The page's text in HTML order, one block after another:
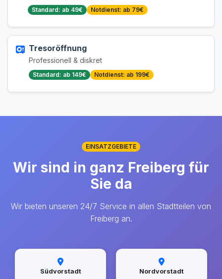
Standard: ab 49€ Notdienst: ab 79€
Tresoröffnung
Professionell & diskret
Standard: ab 149€ Notdienst: ab 199€
EINSATZGEBIETE
Wir sind in ganz Freiberg für
Sie da
Wir bieten unseren 24/7 Service in allen Stadtteilen von
Freiberg an.
Südvorstadt Nordvorstadt